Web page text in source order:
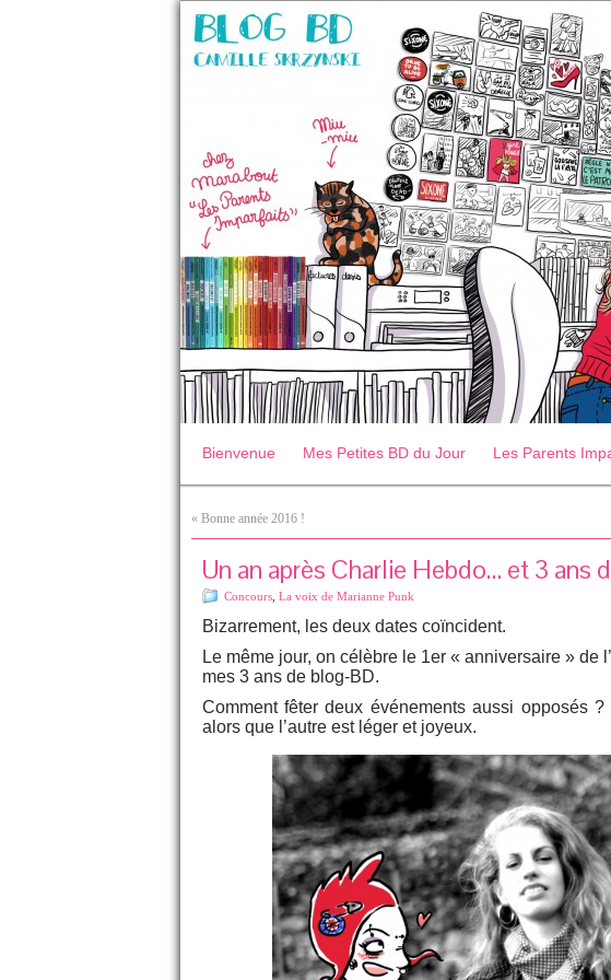
Bienvenue Mes Petites BD du Jour Les Parents
« Bonne année 2016 !
Un an après Charlie Hebdo… et 3 ans
Concours, La voix de Marianne Punk
Bizarrement, les deux dates coïncident.
Le même jour, on célèbre le 1er « anniversaire »
mes 3 ans de blog-BD.
Comment fêter deux événements aussi opposés ?
alors que l’autre est léger et joyeux.